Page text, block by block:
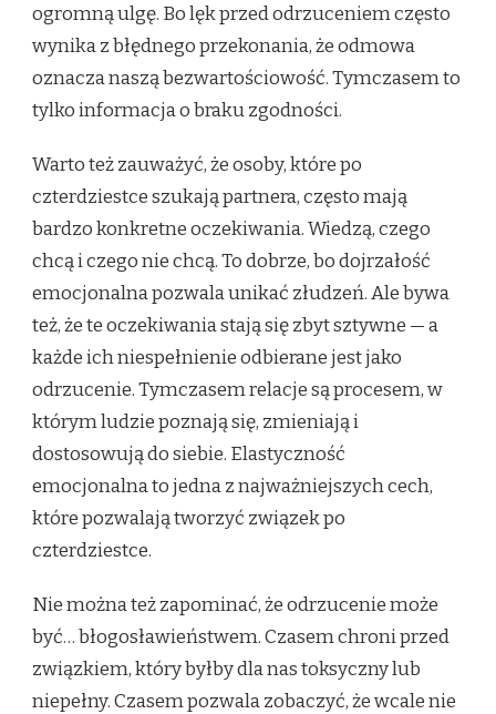
ogromną ulgę. Bo lęk przed odrzuceniem często
wynika z błędnego przekonania, że odmowa
oznacza naszą bezwartościowość. Tymczasem to
tylko informacja o braku zgodności.
Warto też zauważyć, że osoby, które po
czterdziestce szukają partnera, często mają
bardzo konkretne oczekiwania. Wiedzą, czego
chcą i czego nie chcą. To dobrze, bo dojrzałość
emocjonalna pozwala unikać złudzeń. Ale bywa
też, że te oczekiwania stają się zbyt sztywne — a
każde ich niespełnienie odbierane jest jako
odrzucenie. Tymczasem relacje są procesem, w
którym ludzie poznają się, zmieniają i
dostosowują do siebie. Elastyczność
emocjonalna to jedna z najważniejszych cech,
które pozwalają tworzyć związek po
czterdziestce.
Nie można też zapominać, że odrzucenie może
być… błogosławieństwem. Czasem chroni przed
związkiem, który byłby dla nas toksyczny lub
niepełny. Czasem pozwala zobaczyć, że wcale nie